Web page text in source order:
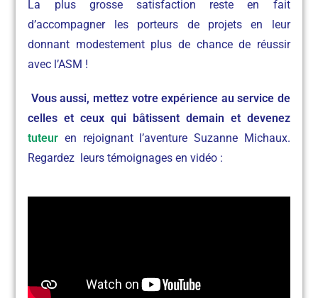
La plus grosse satisfaction reste en fait
d’accompagner les porteurs de projets en leur
donnant modestement plus de chance de réussir
avec l’ASM !
Vous aussi, mettez votre expérience au service de
celles et ceux qui bâtissent demain et devenez
tuteur en rejoignant l’aventure Suzanne Michaux.
Regardez leurs témoignages en vidéo :